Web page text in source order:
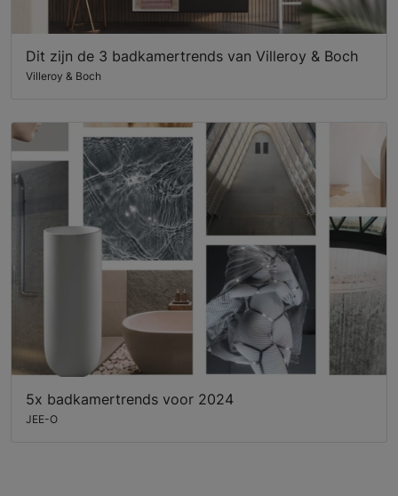
Dit zijn de 3 badkamertrends van Villeroy & Boch
Villeroy & Boch
5x badkamertrends voor 2024
JEE-O